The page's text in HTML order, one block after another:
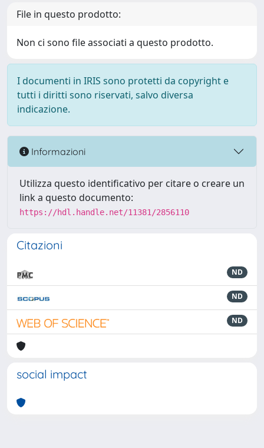
File in questo prodotto:
Non ci sono file associati a questo prodotto.
I documenti in IRIS sono protetti da copyright e
tutti i diritti sono riservati, salvo diversa
indicazione.
Informazioni
Utilizza questo identificativo per citare o creare un
link a questo documento:
https://hdl.handle.net/11381/2856110
Citazioni
ND
ND
ND
social impact